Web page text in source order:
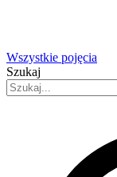
Wszystkie pojęcia
Szukaj